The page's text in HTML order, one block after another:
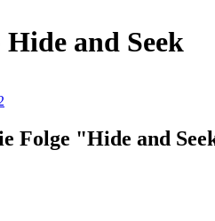
and Seek
Folge "Hide and